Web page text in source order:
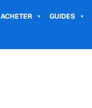
ACHETER GUIDES